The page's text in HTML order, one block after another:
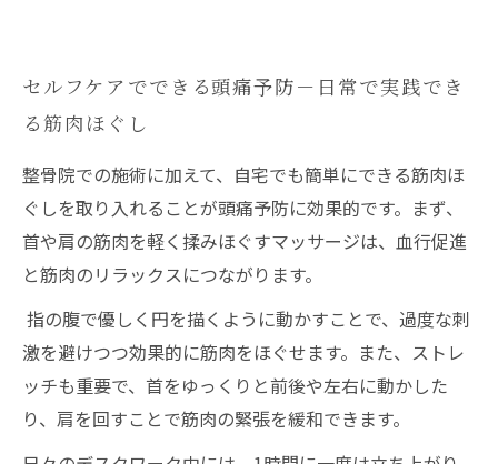
セルフケアでできる頭痛予防－日常で実践でき
る筋肉ほぐし
整骨院での施術に加えて、自宅でも簡単にできる筋肉ほ
ぐしを取り入れることが頭痛予防に効果的です。まず、
首や肩の筋肉を軽く揉みほぐすマッサージは、血行促進
と筋肉のリラックスにつながります。
指の腹で優しく円を描くように動かすことで、過度な刺
激を避けつつ効果的に筋肉をほぐせます。また、ストレ
ッチも重要で、首をゆっくりと前後や左右に動かした
り、肩を回すことで筋肉の緊張を緩和できます。